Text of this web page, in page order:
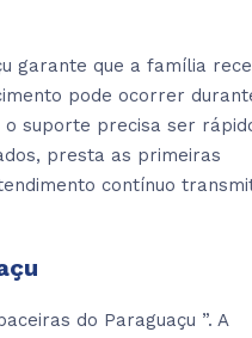
garante que a família
pode ocorrer
o suporte precisa ser
presta as primeiras
contínuo
do Paraguaçu ”. A